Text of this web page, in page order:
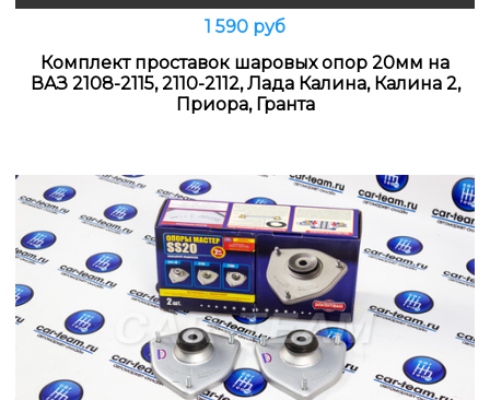
1 590 руб
Комплект проставок шаровых опор 20мм на
ВАЗ 2108-2115, 2110-2112, Лада Калина, Калина 2,
Приора, Гранта